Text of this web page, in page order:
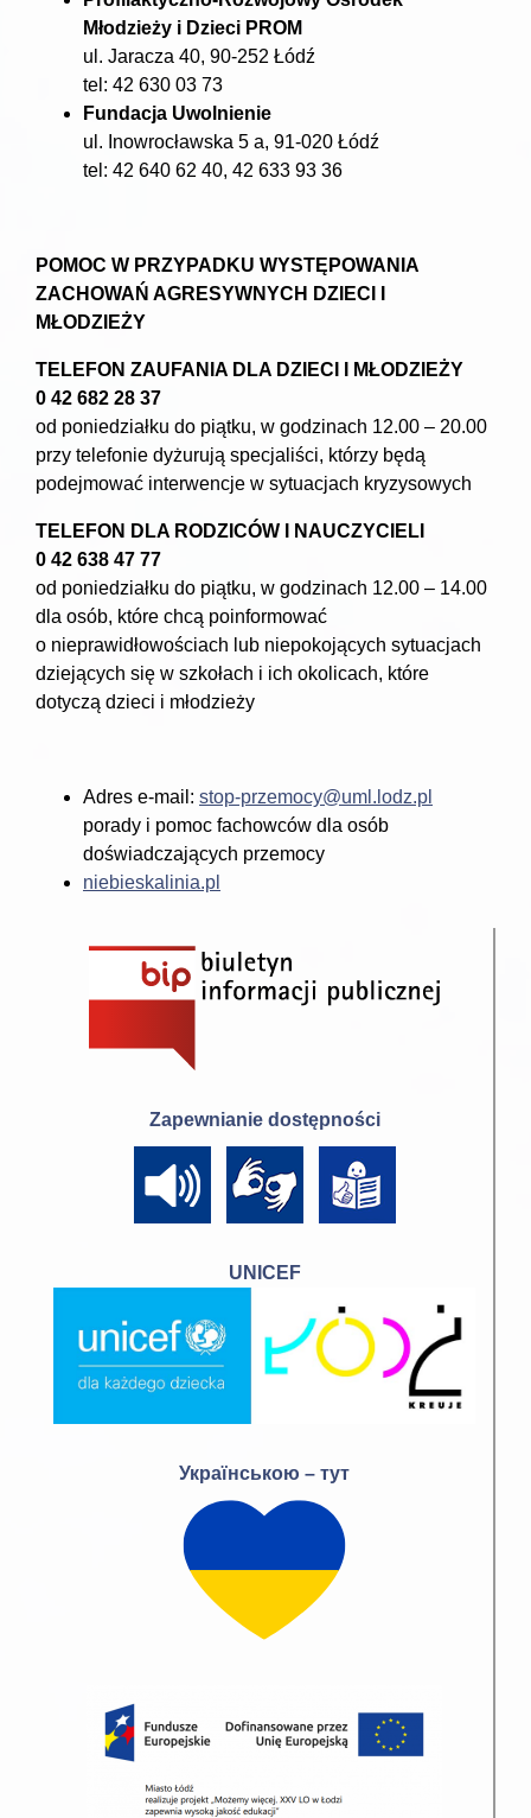
Młodzieży i Dzieci PROM
ul. Jaracza 40, 90-252 Łódź
tel: 42 630 03 73
Fundacja Uwolnienie
ul. Inowrocławska 5 a, 91-020 Łódź
tel: 42 640 62 40, 42 633 93 36
POMOC W PRZYPADKU WYSTĘPOWANIA
ZACHOWAŃ AGRESYWNYCH DZIECI I
MŁODZIEŻY
TELEFON ZAUFANIA DLA DZIECI I MŁODZIEŻY
0 42 682 28 37
od poniedziałku do piątku, w godzinach 12.00 – 20.00
przy telefonie dyżurują specjaliści, którzy będą
podejmować interwencje w sytuacjach kryzysowych
TELEFON DLA RODZICÓW I NAUCZYCIELI
0 42 638 47 77
od poniedziałku do piątku, w godzinach 12.00 – 14.00
dla osób, które chcą poinformować
o nieprawidłowościach lub niepokojących sytuacjach
dziejących się w szkołach i ich okolicach, które
dotyczą dzieci i młodzieży
Adres e-mail: stop-przemocy@uml.lodz.pl
porady i pomoc fachowców dla osób
doświadczających przemocy
niebieskalinia.pl
Zapewnianie dostępności
UNICEF
Українською – тут